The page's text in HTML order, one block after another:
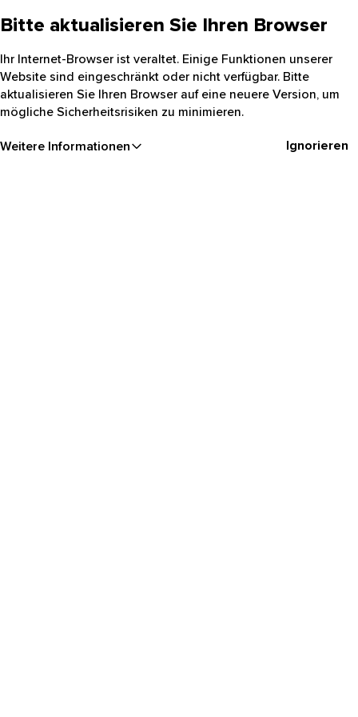
Bitte aktualisieren Sie Ihren Browser
Ihr Internet-Browser ist veraltet. Einige Funktionen unserer
Website sind eingeschränkt oder nicht verfügbar. Bitte
aktualisieren Sie Ihren Browser auf eine neuere Version, um
mögliche Sicherheitsrisiken zu minimieren.
Weitere Informationen Ignorieren